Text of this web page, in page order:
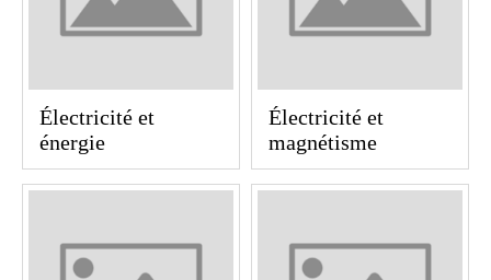
Électricité et
énergie
Électricité et
magnétisme